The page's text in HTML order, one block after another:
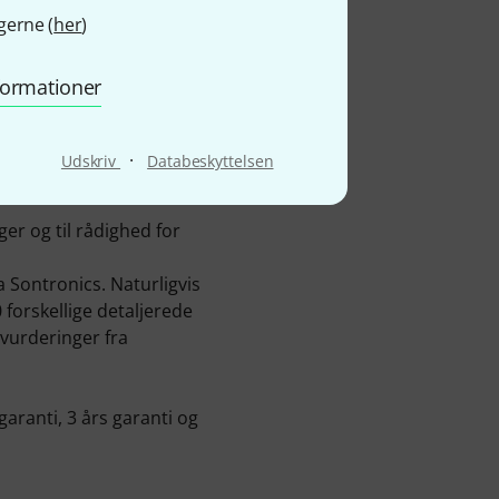
(her)
Udskriv · Databeskyttelsen
og til rådighed for
Naturligvis
detaljerede
fra
3 års garanti og